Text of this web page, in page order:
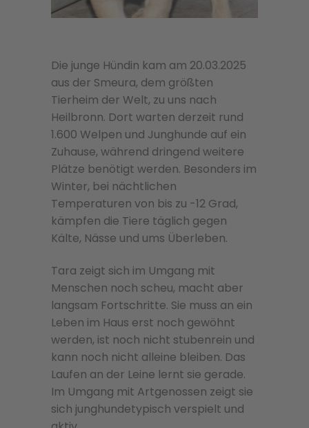
Die junge Hündin kam am 20.03.2025
aus der Smeura, dem größten
Tierheim der Welt, zu uns nach
Heilbronn. Dort warten derzeit rund
1.600 Welpen und Junghunde auf ein
Zuhause, während dringend weitere
Plätze benötigt werden. Besonders im
Winter, bei nächtlichen
Temperaturen von bis zu -12 Grad,
kämpfen die Tiere täglich gegen
Kälte, Nässe und ums Überleben.
Tara zeigt sich im Umgang mit
Menschen noch scheu, macht aber
langsam Fortschritte. Sie muss an ein
Leben im Haus erst noch gewöhnt
werden, ist noch nicht stubenrein und
kann noch nicht alleine bleiben. Das
Laufen an der Leine lernt sie gerade.
Im Umgang mit Artgenossen zeigt sie
sich junghundetypisch verspielt und